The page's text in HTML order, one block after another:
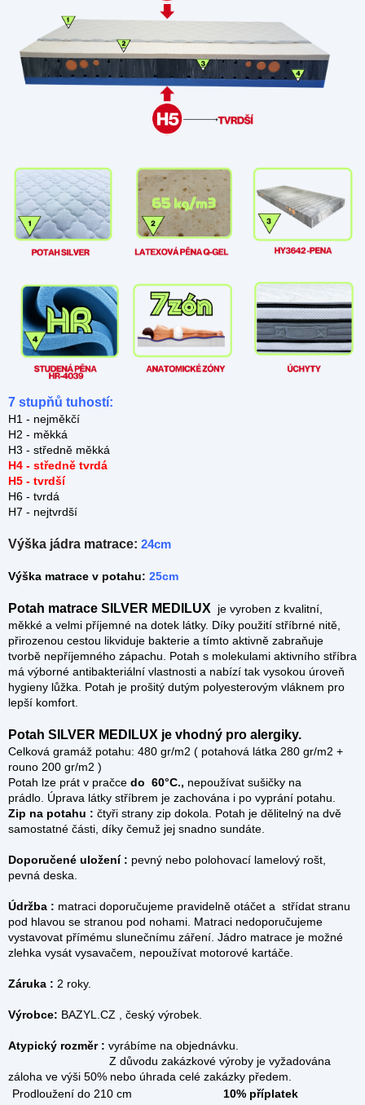
7 stupňů tuhostí:
H1 - nejměkčí
H2 - měkká
H3 - středně měkká
H4 - středně tvrdá
H5 - tvrdší
H6 - tvrdá
H7 - nejtvrdší
Výška jádra matrace: 24cm
Výška matrace v potahu: 25cm
Potah matrace SILVER MEDILUX
je vyroben z kvalitní,
měkké a velmi příjemné na dotek látky. Díky použití stříbrné nitě,
přirozenou cestou likviduje bakterie a tímto aktivně zabraňuje
tvorbě nepříjemného zápachu. Potah s molekulami aktivního stříbra
má výborné antibakteriální vlastnosti a nabízí tak vysokou úroveň
hygieny lůžka. Potah je prošitý dutým polyesterovým vláknem pro
lepší komfort.
Potah SILVER MEDILUX je vhodný pro alergiky.
Celková gramáž potahu: 480 gr/m2 ( potahová látka 280 gr/m2 +
rouno 200 gr/m2 )
Potah lze prát v pračce do 60°C., nepoužívat sušičky na
prádlo. Úprava látky stříbrem je zachována i po vyprání potahu.
Zip na potahu : čtyři strany zip dokola.
Potah je dělitelný na dvě
samostatné části, díky čemuž jej snadno sundáte.
Doporučené uložení : pevný nebo polohovací lamelový rošt,
pevná deska.
Údržba : matraci doporučujeme pravidelně otáčet a střídat stranu
pod hlavou se stranou pod nohami. Matraci nedoporučujeme
vystavovat přímému slunečnímu záření. Jádro matrace je možné
zlehka vysát vysavačem, nepoužívat motorové kartáče.
Záruka : 2 roky.
Výrobce: BAZYL.CZ , český výrobek.
Atypický rozměr : vyrábíme na objednávku.
Z důvodu zakázkové výroby je vyžadována
záloha ve výši 50% nebo úhrada celé zakázky předem.
Prodloužení do 210 cm
10% příplatek